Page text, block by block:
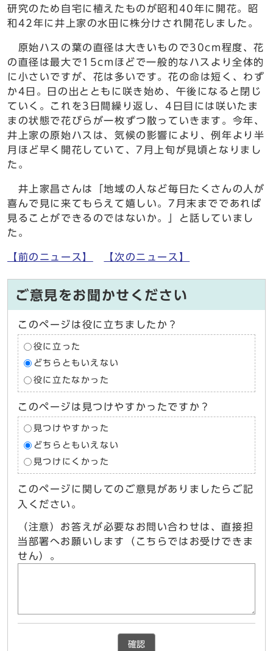
研究のため自宅に植えたものが昭和40年に開花。昭
和42年に井上家の水田に株分けされ開花しました。
原始ハスの葉の直径は大きいもので30cm程度、花
の直径は最大で15cmほどで一般的なハスより全体的
に小さいですが、花は多いです。花の命は短く、わず
か4日。日の出とともに咲き始め、午後になると閉じ
ていく。これを3日間繰り返し、4日目には咲いたま
まの状態で花びらが一枚ずつ散っていきます。今年、
井上家の原始ハスは、気候の影響により、例年より半
月ほど早く開花していて、7月上旬が見頃となりまし
た。
井上家昌さんは「地域の人など毎日たくさんの人が
喜んで見に来てもらえて嬉しい。7月末までであれば
見ることができるのではないか。」と話していまし
た。
【前のニュース】 【次のニュース】
ご意見をお聞かせください
このページは役に立ちましたか？
役に立った
どちらともいえない
役に立たなかった
このページは見つけやすかったですか？
見つけやすかった
どちらともいえない
見つけにくかった
このページに関してのご意見がありましたらご記
入ください。
（注意）お答えが必要なお問い合わせは、直接担
当部署へお願いします（こちらではお受けできま
せん）。
確認